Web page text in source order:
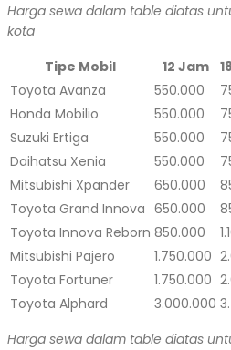
Harga sewa dalam table diatas
kota
Tipe Mobil
12 Jam
Toyota Avanza
550.000
Honda Mobilio
550.000
Suzuki Ertiga
550.000
Daihatsu Xenia
550.000
Mitsubishi Xpander
650.000
Toyota Grand Innova 650.000
Toyota Innova Reborn 850.000
Mitsubishi Pajero
1.750.000
Toyota Fortuner
1.750.000
Toyota Alphard
3.000.000
Harga sewa dalam table diatas